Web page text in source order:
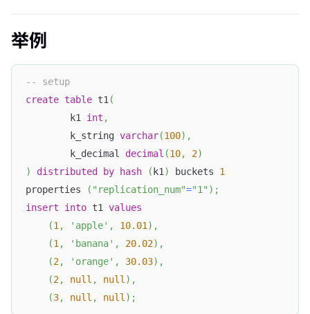
举例
-- setup
create table t1(
        k1
int ,
        k_string
varchar(100) ,
        k_decimal
decimal (10, 2)
)
distributed by hash ( k1) buckets 1
properties
( "replication_num"="1" ) ;
insert
into t1 values
(1, 'apple' , 10.01) ,
(1, 'banana' , 20.02) ,
(2, 'orange' , 30.03) ,
(2, null , null) ,
(3, null , null) ;